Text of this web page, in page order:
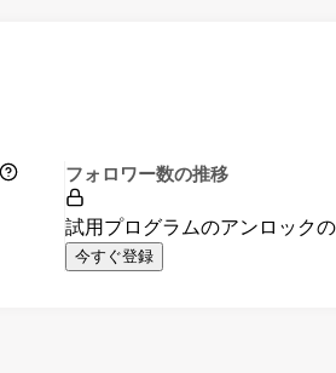
フォロワー数の推移
試用プログラムのアンロックの
今すぐ登録